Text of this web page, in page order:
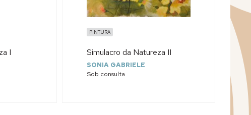
I
PINTURA
Simulacro da Natureza II
SONIA GABRIELE
Sob consulta